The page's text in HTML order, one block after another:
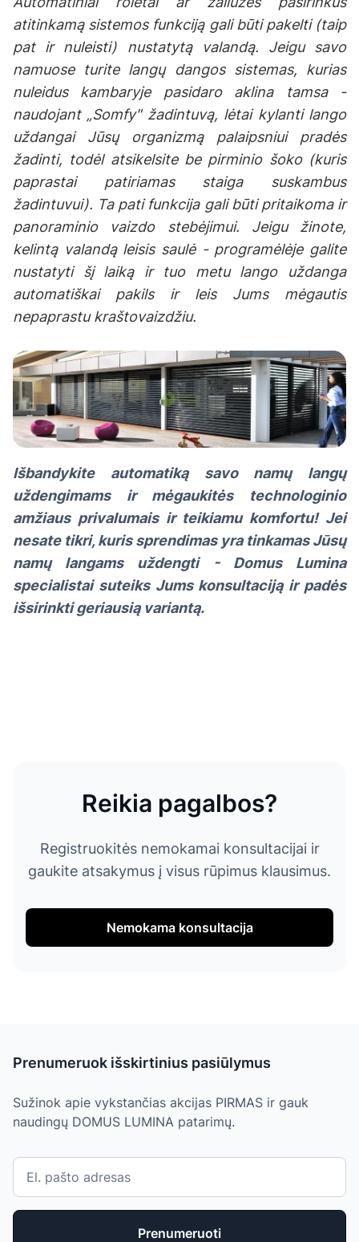
atitinkamą sistemos funkciją gali būti pakelti (taip
pat ir nuleisti) nustatytą valandą. Jeigu savo
namuose turite langų dangos sistemas, kurias
nuleidus kambaryje pasidaro aklina tamsa -
naudojant „Somfy" žadintuvą, lėtai kylanti lango
uždangai Jūsų organizmą palaipsniui pradės
žadinti, todėl atsikelsite be pirminio šoko (kuris
paprastai patiriamas staiga suskambus
žadintuvui). Ta pati funkcija gali būti pritaikoma ir
panoraminio vaizdo stebėjimui. Jeigu žinote,
kelintą valandą leisis saulė - programėlėje galite
nustatyti šį laiką ir tuo metu lango uždanga
automatiškai pakils ir leis Jums mėgautis
nepaprastu kraštovaizdžiu.
Išbandykite automatiką savo namų langų
uždengimams ir mėgaukitės technologinio
amžiaus privalumais ir teikiamu komfortu! Jei
nesate tikri, kuris sprendimas yra tinkamas Jūsų
namų langams uždengti - Domus Lumina
specialistai suteiks Jums konsultaciją ir padės
išsirinkti geriausią variantą.
Reikia pagalbos?
Registruokitės nemokamai konsultacijai ir
gaukite atsakymus į visus rūpimus klausimus.
Nemokama konsultacija
Prenumeruok išskirtinius pasiūlymus
Sužinok apie vykstančias akcijas PIRMAS ir gauk
naudingų DOMUS LUMINA patarimų.
Prenumeruoti